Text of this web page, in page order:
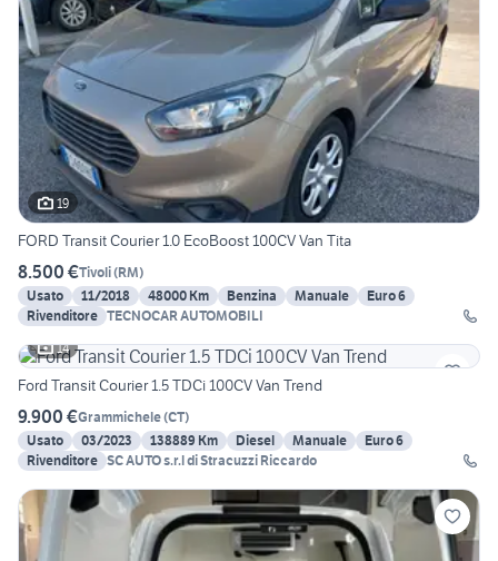
19
FORD Transit Courier 1.0 EcoBoost 100CV Van Tita
8.500 €Tivoli(RM)
Usato
11/2018 48000 Km Benzina Manuale
Euro 6
Rivenditore TECNOCAR AUTOMOBILI
14
Ford Transit Courier 1.5 TDCi 100CV Van Trend
9.900 €Grammichele(CT)
Usato
03/2023 138889 Km Diesel Manuale
Euro 6
Rivenditore SC AUTO s.r.l di Stracuzzi Riccardo